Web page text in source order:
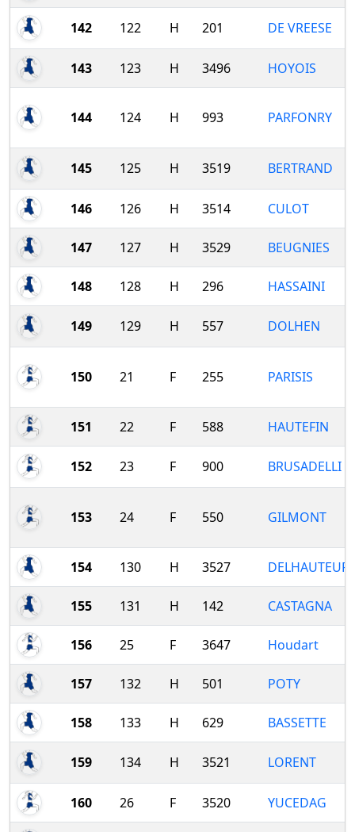
142 122 H 201 DE VREESE
143 123 H 3496 HOYOIS
144 124 H 993 PARFONRY
145 125 H 3519 BERTRAND
146 126 H 3514 CULOT
147 127 H 3529 BEUGNIES
148 128 H 296 HASSAINI
149 129 H 557 DOLHEN
150 21 F 255 PARISIS
151 22 F 588 HAUTEFIN
152 23 F 900 BRUSADELLI
153 24 F 550 GILMONT
154 130 H 3527 DELHAUTEUR
155 131 H 142 CASTAGNA
156 25 F 3647 Houdart
157 132 H 501 POTY
158 133 H 629 BASSETTE
159 134 H 3521 LORENT
160 26 F 3520 YUCEDAG